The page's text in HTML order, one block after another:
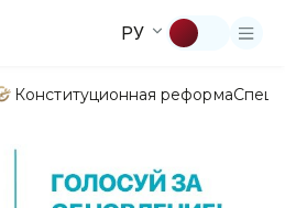
РУ
Конституционная реформа